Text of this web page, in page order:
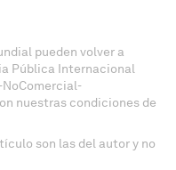
pueden volver a
Pública Internacional
nuestras condiciones de
son las del autor y no